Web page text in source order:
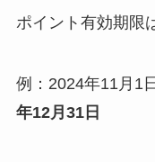
ポイント有効期限
例：2024年11月1
年12月31日